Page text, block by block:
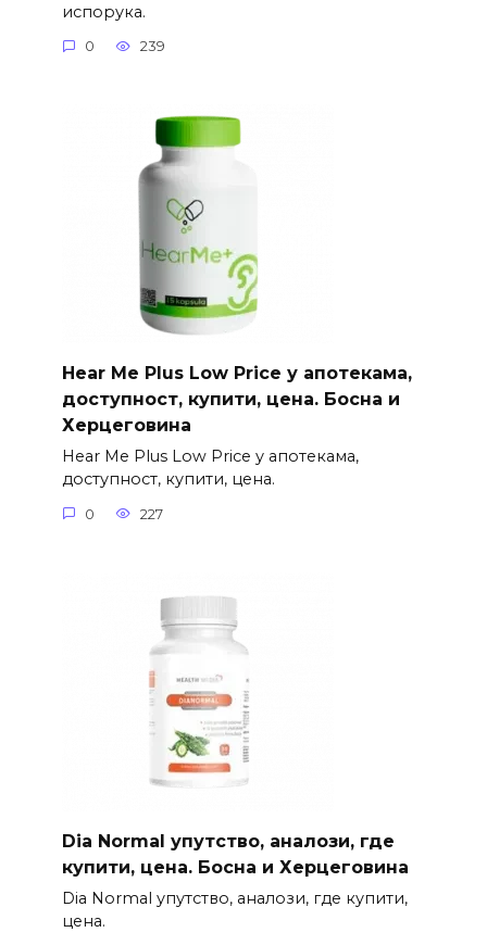
испорука.
0 239
Hear Me Plus Low Price у апотекама,
доступност, купити, цена. Босна и
Херцеговина
Hear Me Plus Low Price у апотекама,
доступност, купити, цена.
0 227
Dia Normal упутство, аналози, где
купити, цена. Босна и Херцеговина
Dia Normal упутство, аналози, где купити,
цена.